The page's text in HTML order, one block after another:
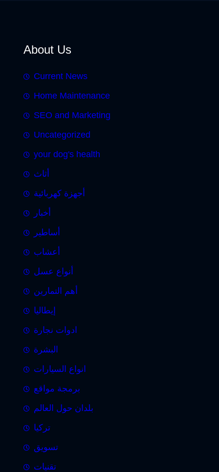
About Us
Current News
Home Maintenance
SEO and Marketing
Uncategorized
your dog's health
أثاث
أجهزة كهربائية
أخبار
أساطير
أعشاب
أنواع عسل
أهم التمارين
إيطاليا
ادوات نجارة
البشرة
انواع السيارات
برمجة مواقع
بلدان حول العالم
تركيا
تسويق
تقنيات